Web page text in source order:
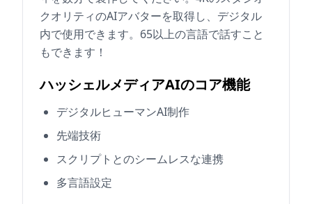
クオリティのAIアバターを取得し、デジタル
内で使用できます。65以上の言語で話すこと
もできます！
ハッシェルメディアAIのコア機能
デジタルヒューマンAI制作
先端技術
スクリプトとのシームレスな連携
多言語設定